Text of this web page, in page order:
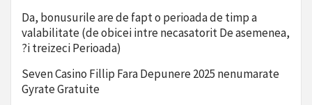
Da, bonusurile are de fapt o perioada de timp a
valabilitate (de obicei intre necasatorit De asemenea,
?i treizeci Perioada)
Seven Casino Fillip Fara Depunere 2025 nenumarate
Gyrate Gratuite